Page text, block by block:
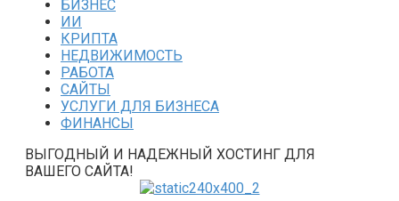
БИЗНЕС
ИИ
КРИПТА
НЕДВИЖИМОСТЬ
РАБОТА
САЙТЫ
УСЛУГИ ДЛЯ БИЗНЕСА
ФИНАНСЫ
ВЫГОДНЫЙ И НАДЕЖНЫЙ ХОСТИНГ ДЛЯ
ВАШЕГО САЙТА!